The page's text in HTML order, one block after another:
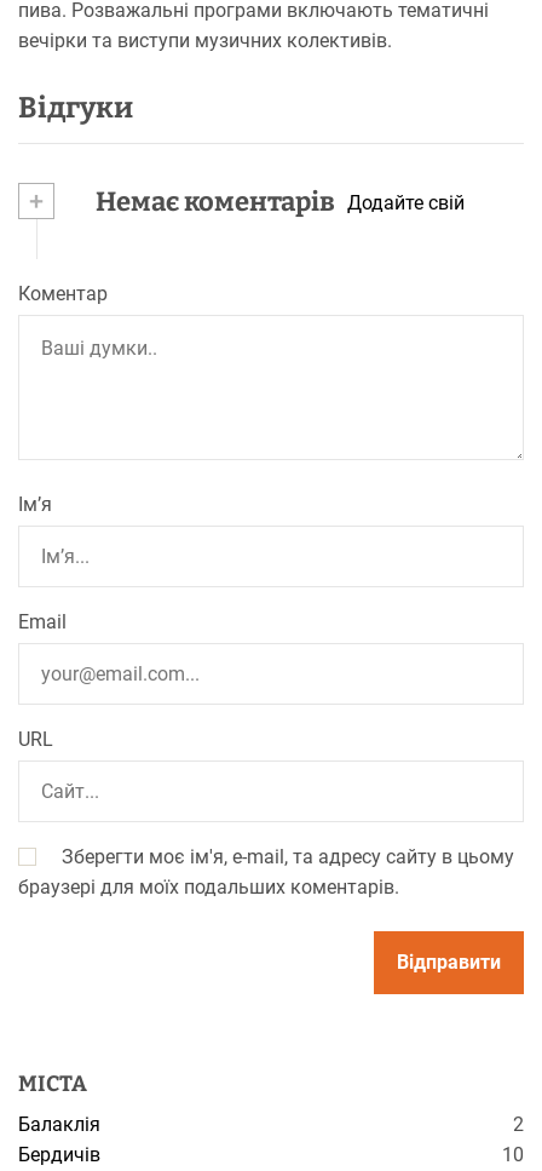
пива. Розважальні програми включають тематичні
вечірки та виступи музичних колективів.
Відгуки
+ Немає коментарів Додайте свій
Коментар
Ім’я
Email
URL
Зберегти моє ім'я, e-mail, та адресу сайту в цьому
браузері для моїх подальших коментарів.
МІСТА
Балаклія
2
Бердичів
10